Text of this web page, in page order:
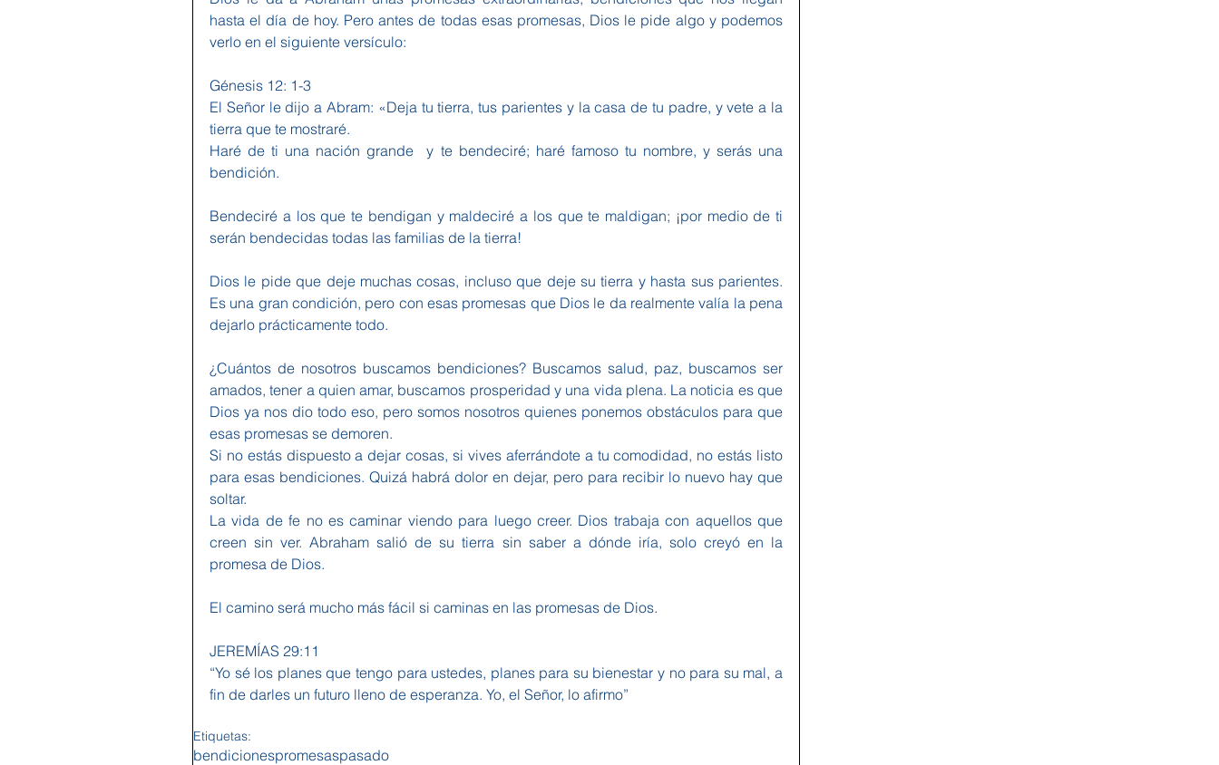
hasta el día de hoy. Pero antes de todas esas promesas, Dios le pide algo y podemos
verlo en el siguiente versículo:
Génesis 12: 1-3
El Señor le dijo a Abram: «Deja tu tierra, tus parientes y la casa de tu padre, y vete a la
tierra que te mostraré.
Haré de ti una nación grande  y te bendeciré; haré famoso tu nombre, y serás una
bendición.
Bendeciré a los que te bendigan y maldeciré a los que te maldigan; ¡por medio de ti
serán bendecidas todas las familias de la tierra!
Dios le pide que deje muchas cosas, incluso que deje su tierra y hasta sus parientes.
Es una gran condición, pero con esas promesas que Dios le da realmente valía la pena
dejarlo prácticamente todo.
¿Cuántos de nosotros buscamos bendiciones? Buscamos salud, paz, buscamos ser
amados, tener a quien amar, buscamos prosperidad y una vida plena. La noticia es que
Dios ya nos dio todo eso, pero somos nosotros quienes ponemos obstáculos para que
esas promesas se demoren.
Si no estás dispuesto a dejar cosas, si vives aferrándote a tu comodidad, no estás listo
para esas bendiciones. Quizá habrá dolor en dejar, pero para recibir lo nuevo hay que
soltar.
La vida de fe no es caminar viendo para luego creer. Dios trabaja con aquellos que
creen sin ver. Abraham salió de su tierra sin saber a dónde iría, solo creyó en la
promesa de Dios.
El camino será mucho más fácil si caminas en las promesas de Dios.
JEREMÍAS 29:11
“Yo sé los planes que tengo para ustedes, planes para su bienestar y no para su mal, a
fin de darles un futuro lleno de esperanza. Yo, el Señor, lo afirmo”
Etiquetas:
bendicionespromesaspasado